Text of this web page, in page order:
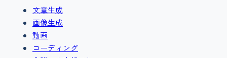
文章生成
画像生成
動画
コーディング